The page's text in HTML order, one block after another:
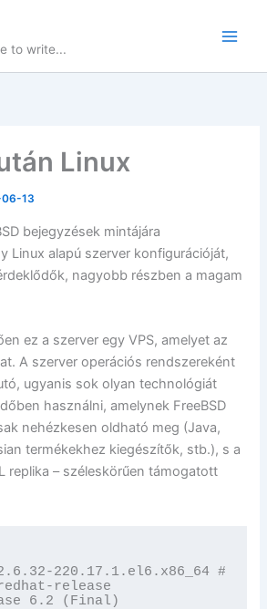
to write...
Linux
06-13
bejegyzések mintájára
Linux alapú szerver konfigurációját,
nagyobb részben a magam
ez a szerver egy VPS, amelyet az
A szerver operációs rendszereként
ugyanis sok olyan technológiát
használni, amelynek FreeBSD
nehézkesen oldható meg (Java,
termékekhez kiegészítők, stb.), s a
replika – széleskörűen támogatott
220.17.1.el6.x86_64 #1
release
6.2 (Final)